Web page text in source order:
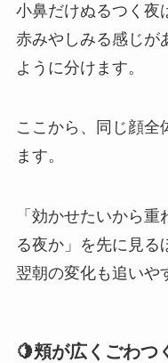
小鼻だけぬるつく夜
赤みやしみる感じが
ように分けます。
ここから、同じ顔全
ます。
「効かせたいから
る夜か」を先に見る
翌朝の変化も追いや
🍋頬が広くごわつ